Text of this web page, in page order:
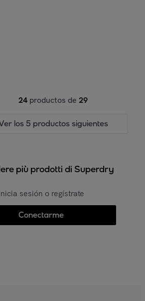
24 productos de 29
los 5 productos siguientes
più prodotti di Superdry
sesión o regístrate
Conectarme